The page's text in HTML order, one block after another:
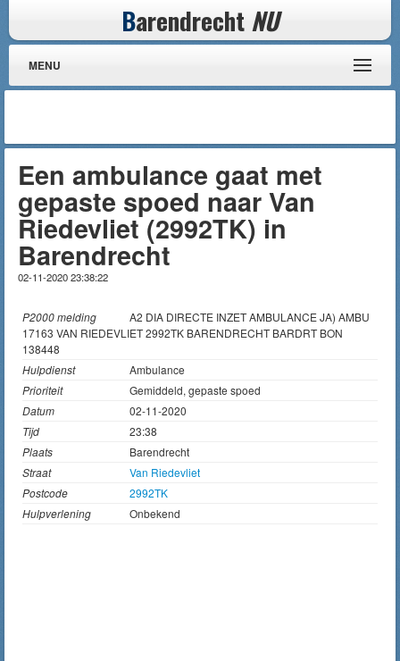
Barendrecht NU
MENU
Een ambulance gaat met
gepaste spoed naar Van
Riedevliet (2992TK) in
Barendrecht
02-11-2020 23:38:22
P2000 melding
A2 DIA DIRECTE INZET AMBULANCE JA) AMBU
17163 VAN RIEDEVLIET 2992TK BARENDRECHT BARDRT BON
138448
Hulpdienst
Ambulance
Prioriteit
Gemiddeld, gepaste spoed
Datum
02-11-2020
Tijd
23:38
Plaats
Barendrecht
Straat
Van Riedevliet
Postcode
2992TK
Hulpverlening
Onbekend